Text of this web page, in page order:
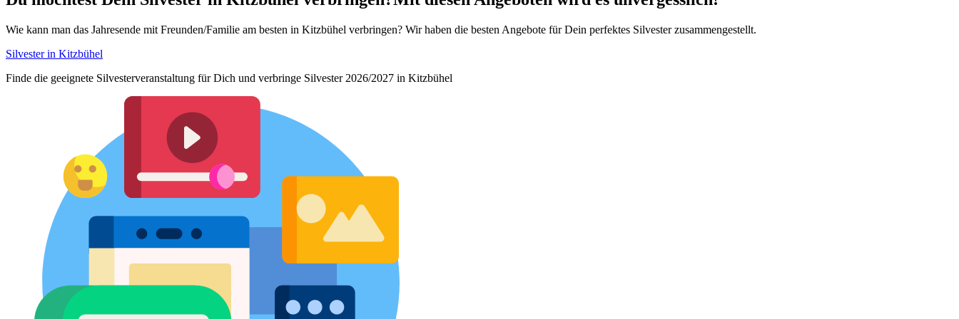
Wie kann man das Jahresende mit Freunden/Familie am besten in Kitzbühel verbringen? Wir haben die besten Angebote für Dein perfektes Silvester zusammengestellt.
Silvester in Kitzbühel
Finde die geeignete Silvesterveranstaltung für Dich und verbringe Silvester 2026/2027 in Kitzbühel